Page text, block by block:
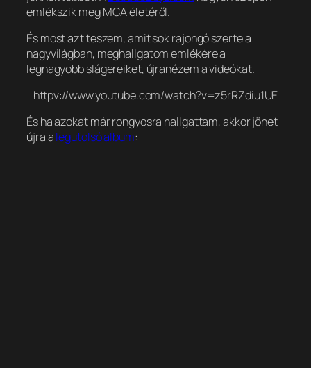
emlékszik meg MCA életéről.
És most azt teszem, amit sok rajongó szerte a
nagyvilágban, meghallgatom emlékére a
legnagyobb slágereiket, újranézem a videókat.
httpv://www.youtube.com/watch?v=z5rRZdiu1UE
És ha azokat már rongyosra hallgattam, akkor jöhet
újra alegutolsó album: